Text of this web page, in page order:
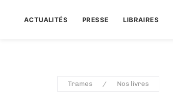
ACTUALITÉS PRESSE LIBRAIRES
Trames Nos livres